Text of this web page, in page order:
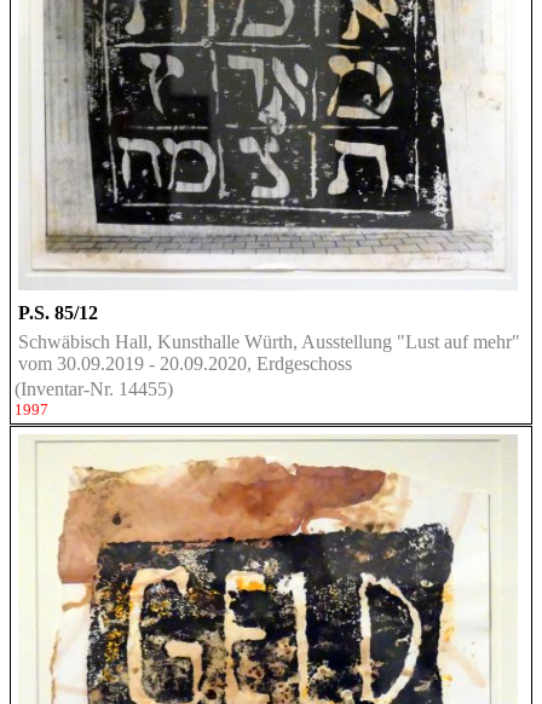
P.S. 85/12
Schwäbisch Hall, Kunsthalle Würth, Ausstellung "Lust auf mehr"
vom 30.09.2019 - 20.09.2020, Erdgeschoss
(Inventar-Nr. 14455)
1997